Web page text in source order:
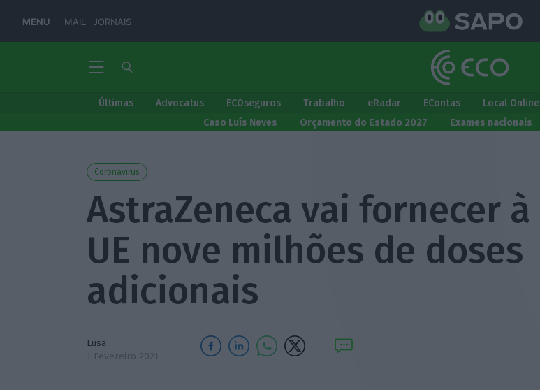
MENU MAIL JORNAIS
Últimas Advocatus ECOseguros Trabalho eRadar EContas Local Online
Caso Luís Neves
Orçamento do Estado 2027 Exames nacionais
Coronavírus
AstraZeneca vai fornecer à
UE nove milhões de doses
adicionais
Lusa
1 Fevereiro 2021